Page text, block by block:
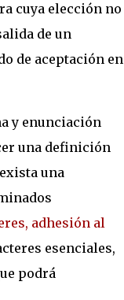
cuya elección no
de un
de aceptación en
y enunciación
una definición
una
adhesión al
esenciales,
podrá